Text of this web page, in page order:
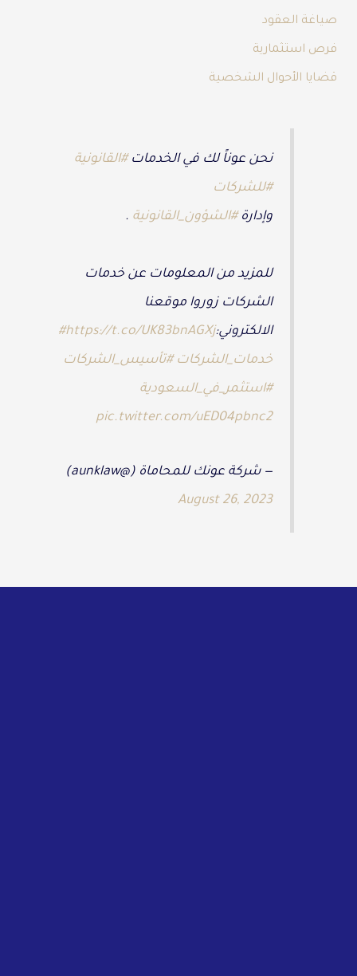
صياغة العقود
فرص استثمارية
قضايا الأحوال الشخصية
نحن عوناً لك في الخدمات#القانونية
#للشركات
وإدارة#الشؤون_القانونية .
للمزيد من المعلومات عن خدمات
الشركات زوروا موقعنا
الالكتروني:https://t.co/UK83bnAGXj
#
خدمات_الشركات #تأسيس_الشركات
#استثمر_في_السعودية
pic.twitter.com/uED04pbnc2
— شركة عونك للمحاماة (@aunklaw)
August 26, 2023